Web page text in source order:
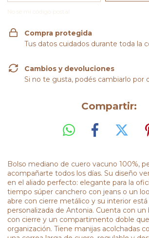
No sé mi código postal
Compra protegida
Tus datos cuidados durante toda la
Cambios y devoluciones
Si no te gusta, podés cambiarlo por
Compartir:
Bolso mediano de cuero vacuno 100%,
acompañarte todos los días. Su diseño
en el aliado perfecto: elegante para la
tiempo súper canchero con jeans o un
abre con cierre metálico y su interior
personalizada de Antonia. Cuenta con un
con cierre y un compartimento doble
organización. Tiene manijas acolchadas